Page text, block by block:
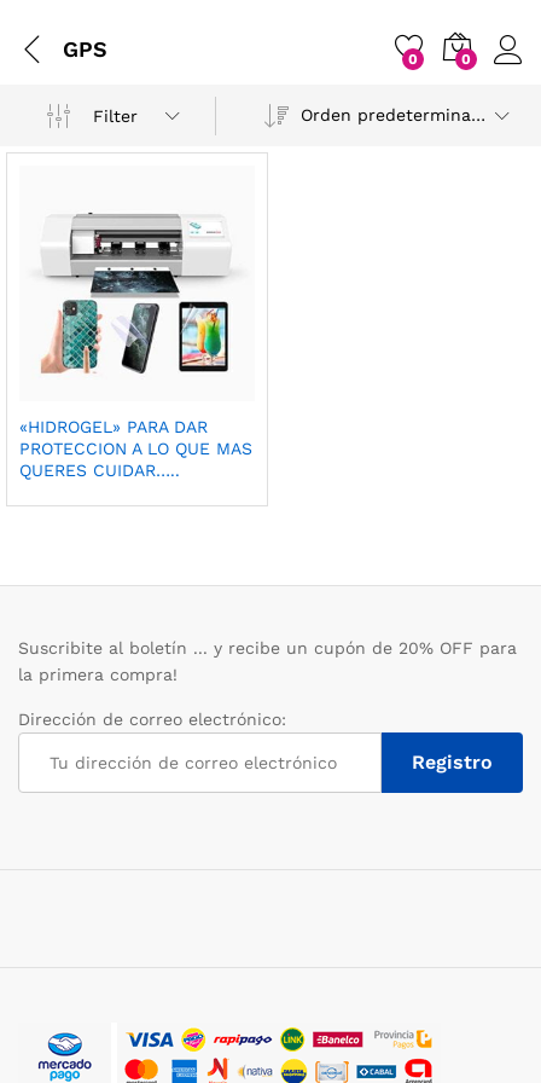
GPS 0 0
Filter Orden predeterminado
«HIDROGEL» PARA DAR
PROTECCION A LO QUE MAS
QUERES CUIDAR…..
Suscribite al boletín ... y recibe un cupón de 20% OFF para
la primera compra!
Dirección de correo electrónico: